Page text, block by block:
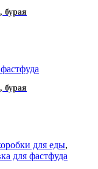
бурая
бурая
для еды,
для фастфуда